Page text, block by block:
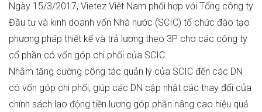
Ngày 15/3/2017, Vietez Việt Nam phối hợp với Tổng công ty
Đầu tư và kinh doanh vốn Nhà nước (SCIC) tổ chức đào tạo
phương pháp thiết kế và trả lương theo 3P cho các công ty
cổ phần có vốn góp chi phối của SCIC.
Nhằm tăng cường công tác quản lý của SCIC đến các DN
có vốn góp chi phối, giúp các DN cập nhật các thay đổi của
chính sách lao động tiền lương góp phần nâng cao hiệu quả